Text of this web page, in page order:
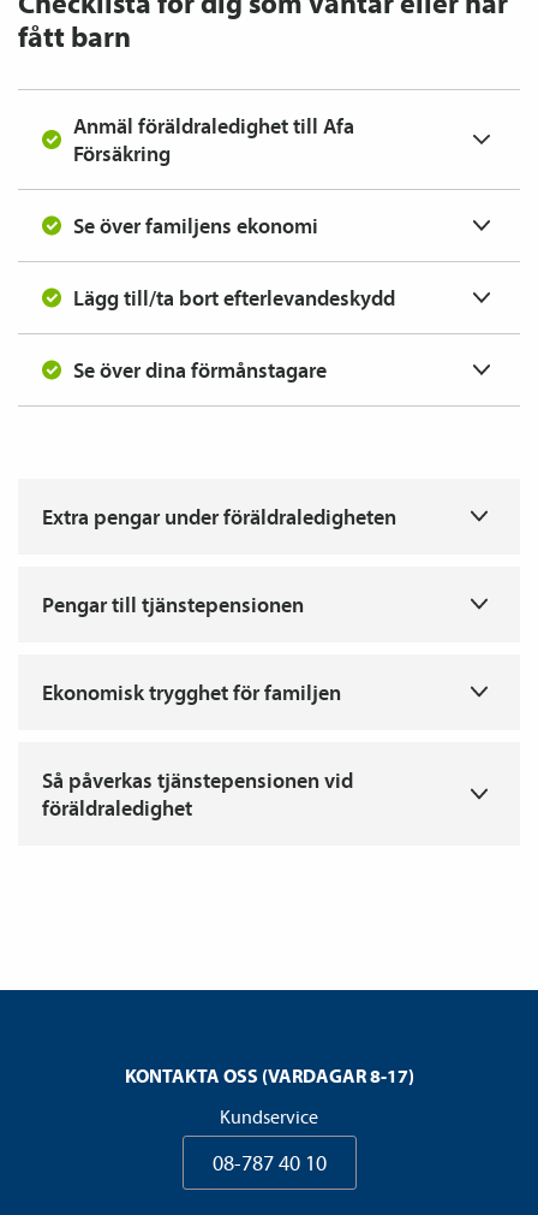
fått barn
Anmäl föräldraledighet till Afa
Försäkring
Se över familjens ekonomi
Lägg till/ta bort efterlevandeskydd
Se över dina förmånstagare
Extra pengar under föräldraledigheten
Pengar till tjänstepensionen
Ekonomisk trygghet för familjen
Så påverkas tjänstepensionen vid
föräldraledighet
KONTAKTA OSS (VARDAGAR 8-17)
Kundservice
08-787 40 10